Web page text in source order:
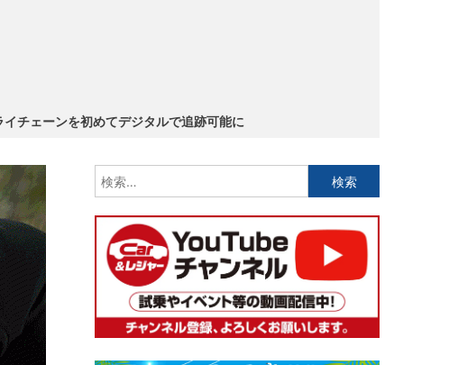
チェーンを初めてデジタルで追跡可能に
索: